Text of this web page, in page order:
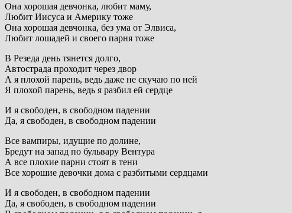
Она хорошая девчонка, любит маму,
Любит Иисуса и Америку тоже
Она хорошая девчонка, без ума от Элвиса,
Любит лошадей и своего парня тоже
В Резеда день тянется долго,
Автострада проходит через двор
А я плохой парень, ведь даже не скучаю по ней
Я плохой парень, ведь я разбил ей сердце
И я свободен, в свободном падении
Да, я свободен, в свободном падении
Все вампиры, идущие по долине,
Бредут на запад по бульвару Вентура
А все плохие парни стоят в тени
Все хорошие девочки дома с разбитыми сердцами
И я свободен, в свободном падении
Да, я свободен, в свободном падении